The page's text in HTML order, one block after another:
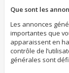
Que sont les
Les annonces
importantes que
apparaissent en
contrôle de
générales sont